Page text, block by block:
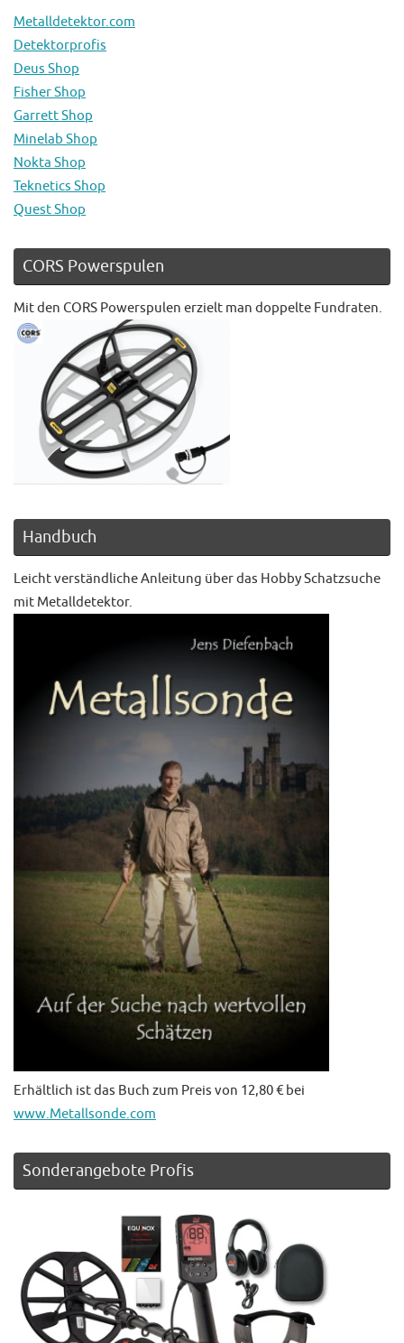
Metalldetektor.com
Detektorprofis
Deus Shop
Fisher Shop
Garrett Shop
Minelab Shop
Nokta Shop
Teknetics Shop
Quest Shop
CORS Powerspulen
Mit den CORS Powerspulen erzielt man doppelte Fundraten.
Handbuch
Leicht verständliche Anleitung über das Hobby Schatzsuche
mit Metalldetektor.
Erhältlich ist das Buch zum Preis von 12,80 € bei
www.Metallsonde.com
Sonderangebote Profis